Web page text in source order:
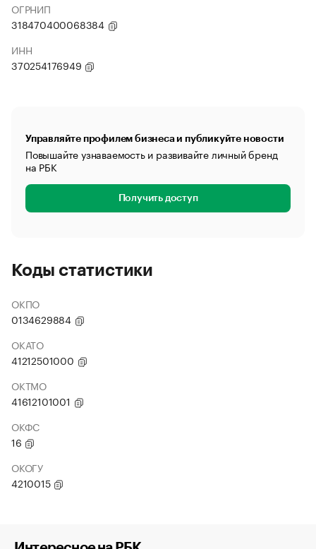
ОГРНИП
318470400068384
ИНН
370254176949
Управляйте профилем бизнеса и публикуйте новости
Повышайте узнаваемость и развивайте личный бренд
на РБК
Получить доступ
Коды статистики
ОКПО
0134629884
ОКАТО
41212501000
ОКТМО
41612101001
ОКФС
16
ОКОГУ
4210015